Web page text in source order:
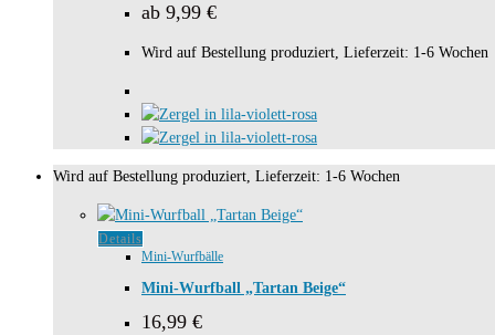
Varianten
auf.
können
auf
Produktseite
gewählt
ab 9,99 €
Wird auf Bestellung produziert, Lieferzeit: 1-6 Wochen
Wird auf Bestellung produziert, Lieferzeit: 1-6 Wochen
Details
Mini-Wurfbälle
Mini-Wurfball „Tartan Beige“
16,99 €